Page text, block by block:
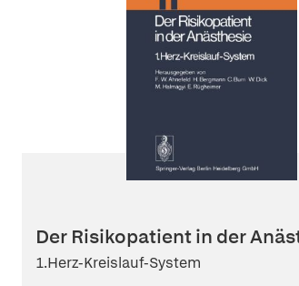
Der Risikopatient in der
1.Herz-Kreislauf-System